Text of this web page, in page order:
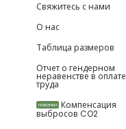
Свяжитесь с нами
О нас
Таблица размеров
Отчет о гендерном
неравенстве в оплате
труда
НОВИНКИ Компенсация
выбросов CO2